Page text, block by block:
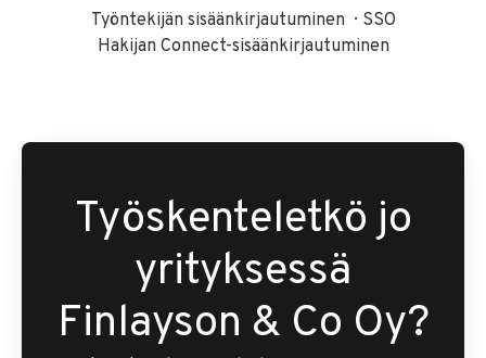
Työntekijän sisäänkirjautuminen
SSO
Hakijan Connect-sisäänkirjautuminen
Työskenteletkö jo
yrityksessä
Finlayson & Co Oy?